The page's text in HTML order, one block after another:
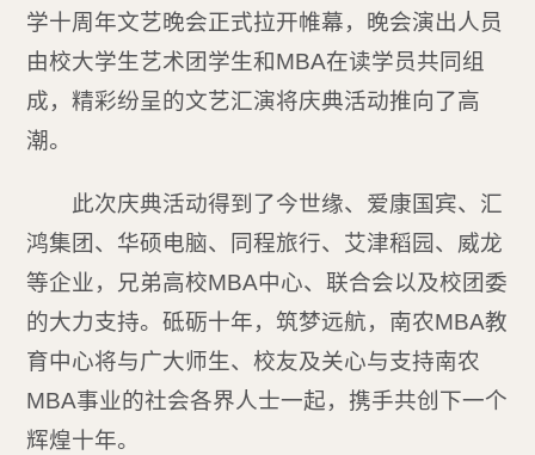
学十周年文艺晚会正式拉开帷幕，晚会演出人员
由校大学生艺术团学生和MBA在读学员共同组
成，精彩纷呈的文艺汇演将庆典活动推向了高
潮。
此次庆典活动得到了今世缘、爱康国宾、汇
鸿集团、华硕电脑、同程旅行、艾津稻园、威龙
等企业，兄弟高校MBA中心、联合会以及校团委
的大力支持。砥砺十年，筑梦远航，南农MBA教
育中心将与广大师生、校友及关心与支持南农
MBA事业的社会各界人士一起，携手共创下一个
辉煌十年。